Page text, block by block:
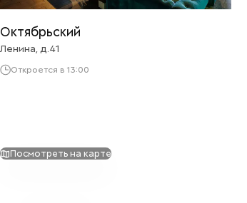
Октябрьский
Ленина, д.41
Откроется в 13:00
Посмотреть на карте